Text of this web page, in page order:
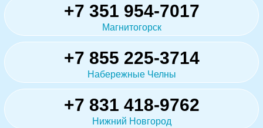
+7 351 954-7017
Магнитогорск
+7 855 225-3714
Набережные Челны
+7 831 418-9762
Нижний Новгород